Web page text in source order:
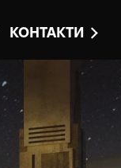
КОНТАКТИ